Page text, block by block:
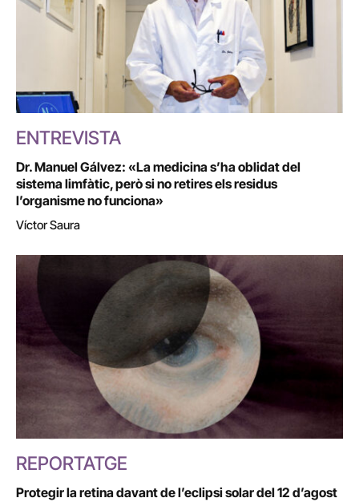
ENTREVISTA
Dr. Manuel Gálvez: «La medicina s’ha oblidat del
sistema limfàtic, però si no retires els residus
l’organisme no funciona»
Víctor Saura
REPORTATGE
Protegir la retina davant de l’eclipsi solar del 12 d’agost